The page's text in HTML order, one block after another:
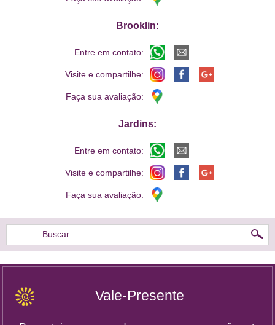
Brooklin:
Entre em contato:
Visite e compartilhe:
Faça sua avaliação:
Jardins:
Entre em contato:
Visite e compartilhe:
Faça sua avaliação:
Buscar...
Vale-Presente